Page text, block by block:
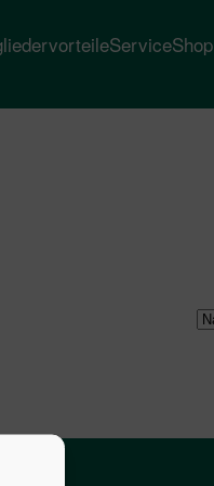
ServiceShop